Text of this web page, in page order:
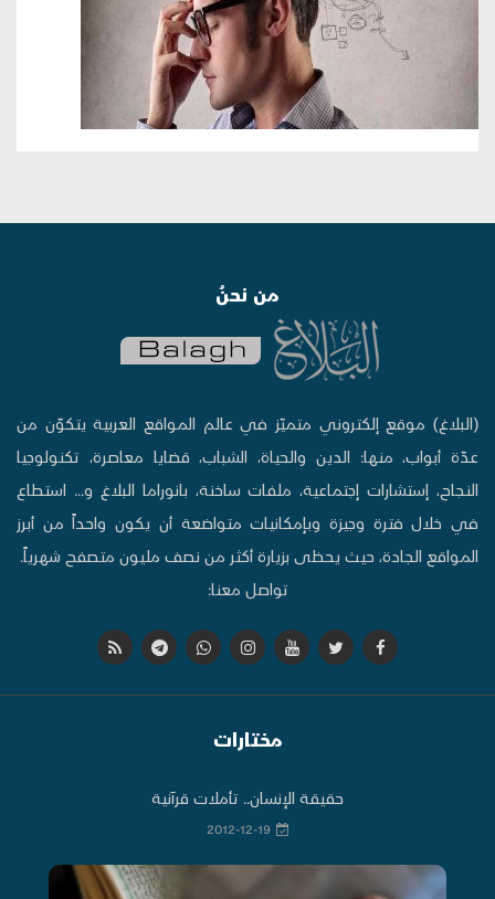
من نحنُ
(البلاغ) موقع إلكتروني متميّز في عالم المواقع العربية يتكوّن من
عدّة أبواب، منها: الدين والحياة، الشباب، قضايا معاصرة، تكنولوجيا
النجاح، إستشارات إجتماعية، ملفات ساخنة، بانوراما البلاغ و... استطاع
في خلال فترة وجيزة وبإمكانيات متواضعة أن يكون واحداً من أبرز
المواقع الجادة، حيث يحظى بزيارة أكثر من نصف مليون متصفح شهرياً.
تواصل معنا:
مختارات
حقيقة الإنسان.. تأملات قرآنية
2012-12-19